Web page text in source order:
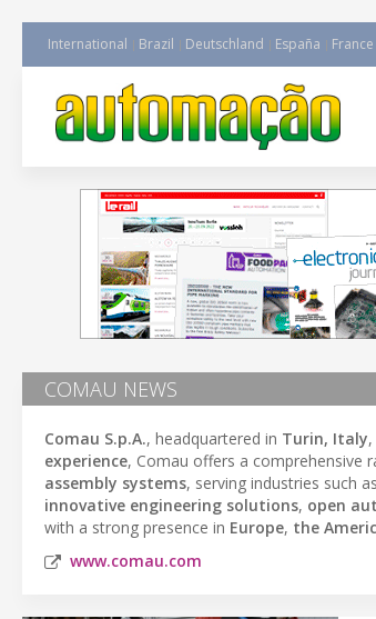
International Brazil Deutschland España France
COMAU NEWS
Comau S.p.A., headquartered in Turin, Italy
experience, Comau offers a comprehensive
assembly systems, serving industries such as
innovative engineering solutions, open
with a strong presence in Europe, the
www.comau.com